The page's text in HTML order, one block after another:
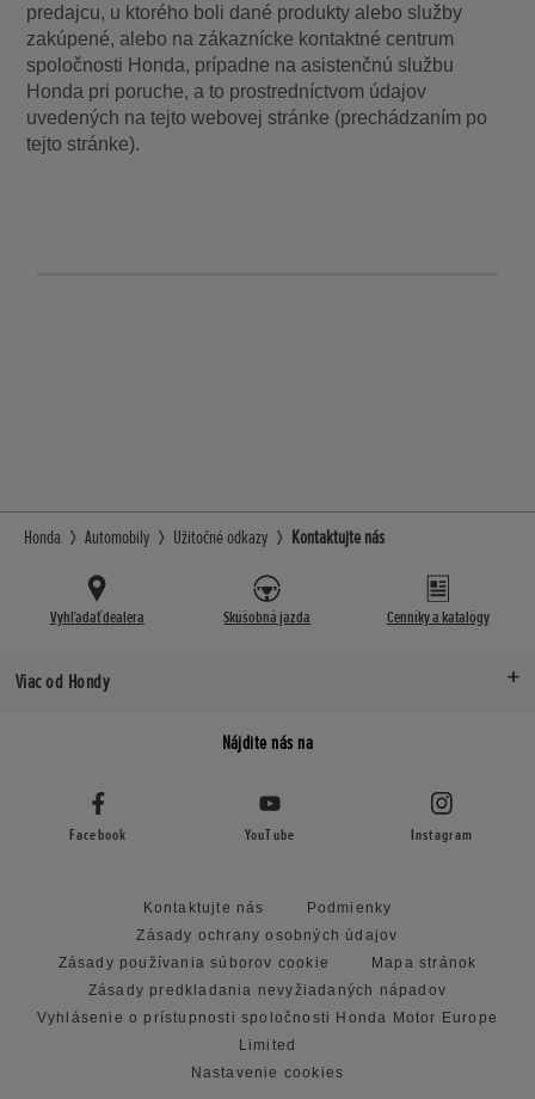
predajcu, u ktorého boli dané produkty alebo služby
zakúpené, alebo na zákaznícke kontaktné centrum
spoločnosti Honda, prípadne na asistenčnú službu
Honda pri poruche, a to prostredníctvom údajov
uvedených na tejto webovej stránke (prechádzaním po
tejto stránke).
Honda Automobily Užitočné odkazy Kontaktujte nás
Vyhľadať dealera Skúšobná jazda Cenníky a katalógy
Viac od Hondy
Nájdite nás na
Facebook YouTube Instagram
Kontaktujte nás
Podmienky
Zásady ochrany osobných údajov
Zásady používania súborov cookie
Mapa stránok
Zásady predkladania nevyžiadaných nápadov
Vyhlásenie o prístupnosti spoločnosti Honda Motor Europe
Limited
Nastavenie cookies